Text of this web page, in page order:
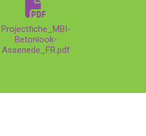
Projectfiche_MBI-
Betonlook-
Assenede_FR.pdf